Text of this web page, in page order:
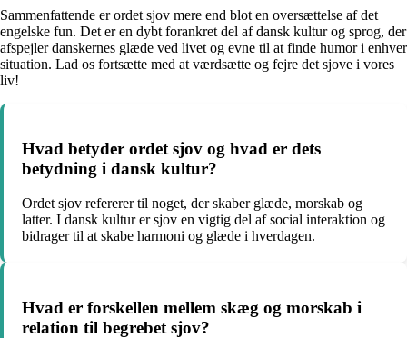
Sammenfattende er ordet sjov mere end blot en oversættelse af det
engelske fun. Det er en dybt forankret del af dansk kultur og sprog, der
afspejler danskernes glæde ved livet og evne til at finde humor i enhver
situation. Lad os fortsætte med at værdsætte og fejre det sjove i vores
liv!
Hvad betyder ordet sjov og hvad er dets
betydning i dansk kultur?
Ordet sjov refererer til noget, der skaber glæde, morskab og
latter. I dansk kultur er sjov en vigtig del af social interaktion og
bidrager til at skabe harmoni og glæde i hverdagen.
Hvad er forskellen mellem skæg og morskab i
relation til begrebet sjov?